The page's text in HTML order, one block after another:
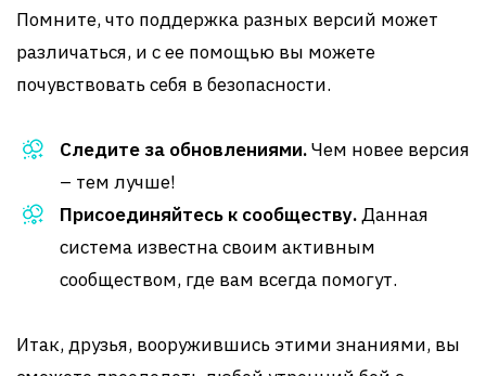
Помните, что поддержка разных версий может
различаться, и с ее помощью вы можете
почувствовать себя в безопасности.
Следите за обновлениями.Чем новее версия
– тем лучше!
Присоединяйтесь к сообществу.Данная
система известна своим активным
сообществом, где вам всегда помогут.
Итак, друзья, вооружившись этими знаниями, вы